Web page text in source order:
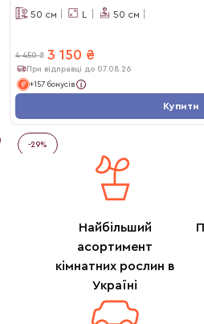
50 см L 50 см
4 450 ₴ 3 150 ₴
При відправці до 07.08.26
+157 бонусів
Купити
-29%
Найбільший
асортимент
кімнатних рослин в
Україні